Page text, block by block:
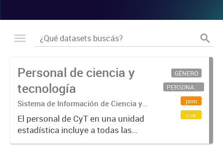
Personal de ciencia y
tecnología
Sistema de Información de Ciencia y
Tecnología Argentino (SICYTAR)
El personal de CyT en una unidad
estadística incluye a todas las
personas involucradas
GÉNERO
PERSONAL CIENTÍFICO-TECNOLÓGICO
json
csv